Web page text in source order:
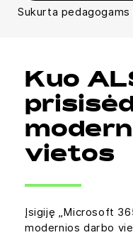
Sukurta
Kuo
vietos
Įsigiję „Microsoft
modernios darbo